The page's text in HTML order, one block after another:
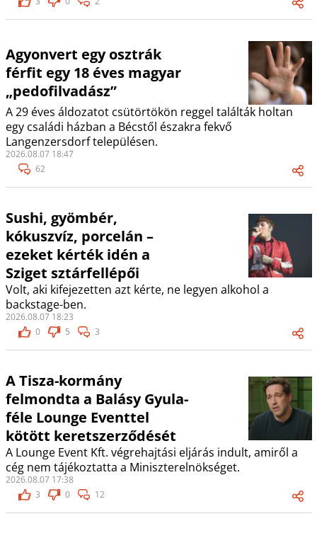
Agyonvert egy osztrák
férfit egy 18 éves magyar
„pedofilvadász”
A 29 éves áldozatot csütörtökön reggel találták holtan
egy családi házban a Bécstől északra fekvő
Langenzersdorf településen.
2026.08.07 18:47
62
Sushi, gyömbér,
kókuszvíz, porcelán –
ezeket kérték idén a
Sziget sztárfellépői
Volt, aki kifejezetten azt kérte, ne legyen alkohol a
backstage-ben.
2026.08.07 18:23
0
5 3
A Tisza-kormány
felmondta a Balásy Gyula-
féle Lounge Eventtel
kötött keretszerződését
A Lounge Event Kft. végrehajtási eljárás indult, amiről a
cég nem tájékoztatta a Miniszterelnökséget.
2026.08.07 17:38
3
0 12